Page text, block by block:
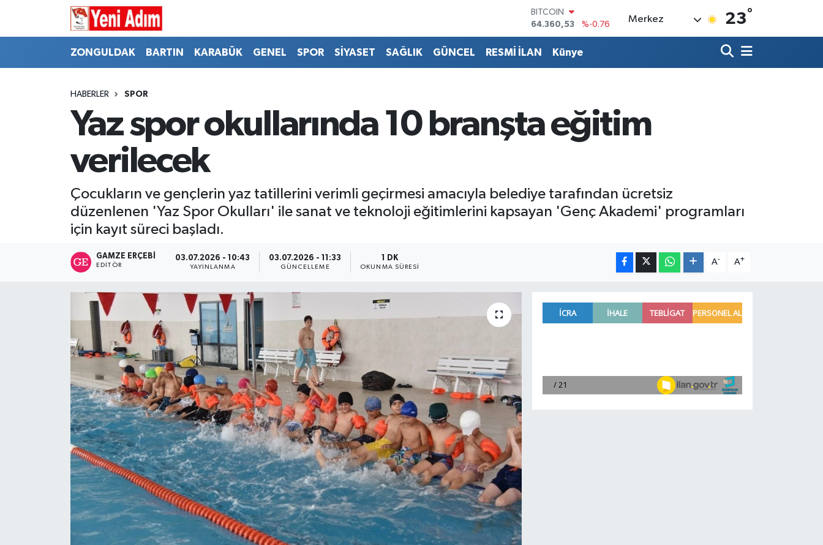
64.360,53
DOLAR
47,7069
%0.17
EURO
%1.44
BİST100
13.887
%64
Merkez 23°
ZONGULDAK BARTIN KARABÜK GENEL SPOR SİYASET SAĞLIK GÜNCEL RESMİ İLAN Künye
HABERLER SPOR
Yaz spor okullarında 10 branşta eğitim
verilecek
Çocukların ve gençlerin yaz tatillerini verimli geçirmesi amacıyla belediye tarafından ücretsiz
düzenlenen 'Yaz Spor Okulları' ile sanat ve teknoloji eğitimlerini kapsayan 'Genç Akademi' programları
için kayıt süreci başladı.
GAMZE ERÇEBI
EDITÖR
03.07.2026 - 10:43
YAYINLANMA
03.07.2026 - 11:33
GÜNCELLEME
1 DK
OKUNMA SÜRESI
A- A+
ZONGULDAK
ASAYİŞ
SİYASET
RESMİ İLAN
ZONGULDAK
KARABÜK
SİYASET
SAĞLIK
GÜNCEL
RESMİ İLAN
Zonguldak Hava Durumu
Süper Lig Puan Durumu ve Fikstür
Son Dakika Haberleri
Haber Arşivi